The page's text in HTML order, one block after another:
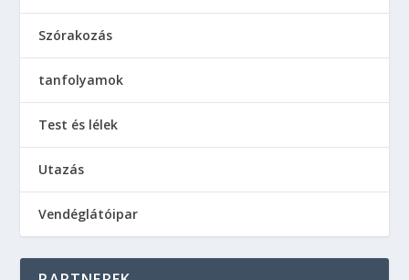
Szórakozás
tanfolyamok
Test és lélek
Utazás
Vendéglátóipar